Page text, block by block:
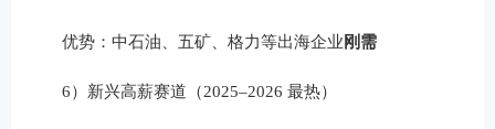
优势：中石油、五矿、格力等出海企业 刚需
6）新兴高薪赛道（2025–2026 最热）